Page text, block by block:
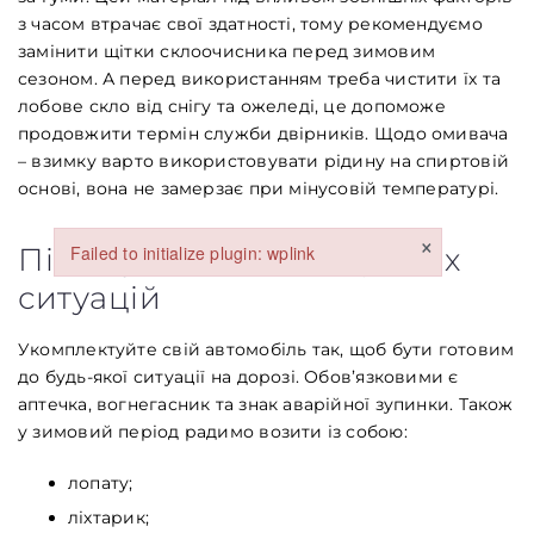
з часом втрачає свої здатності, тому рекомендуємо
замінити щітки склоочисника перед зимовим
сезоном. А перед використанням треба чистити їх та
лобове скло від снігу та ожеледі, це допоможе
продовжити термін служби двірників. Щодо омивача
– взимку варто використовувати рідину на спиртовій
основі, вона не замерзає при мінусовій температурі.
Підготуйтеся до екстрених
ситуацій
Укомплектуйте свій автомобіль так, щоб бути готовим
до будь-якої ситуації на дорозі. Обов’язковими є
аптечка, вогнегасник та знак аварійної зупинки. Також
у зимовий період радимо возити із собою:
лопату;
ліхтарик;
Заголовок
Стаття
Параграф
Failed to initialize plugin: wplink ×
Failed to initialize plugin: wplink